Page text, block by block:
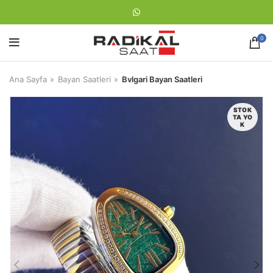
0
Ana Sayfa Bayan Saatleri Bvlgari Bayan Saatleri
STOK
TA YO
K